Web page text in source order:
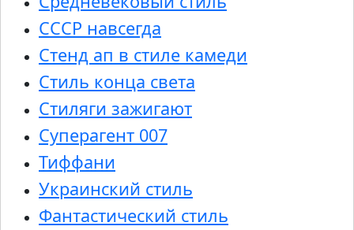
СССР навсегда
Стенд ап в стиле камеди
Стиль конца света
Стиляги зажигают
Суперагент 007
Тиффани
Украинский стиль
Фантастический стиль